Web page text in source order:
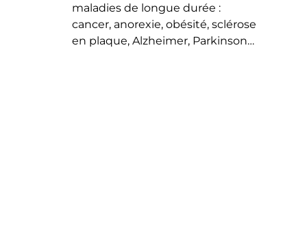
maladies de longue durée :
cancer, anorexie, obésité, sclérose
en plaque, Alzheimer, Parkinson…